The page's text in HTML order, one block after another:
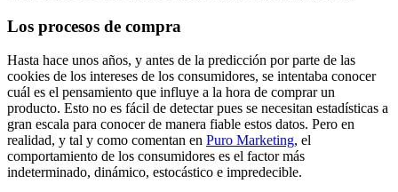
Los procesos de compra
Hasta hace unos años, y antes de la predicción por parte de las
cookies de los intereses de los consumidores, se intentaba conocer
cuál es el pensamiento que influye a la hora de comprar un
producto. Esto no es fácil de detectar pues se necesitan estadísticas a
gran escala para conocer de manera fiable estos datos. Pero en
realidad, y tal y como comentan en Puro Marketing, el
comportamiento de los consumidores es el factor más
indeterminado, dinámico, estocástico e impredecible.